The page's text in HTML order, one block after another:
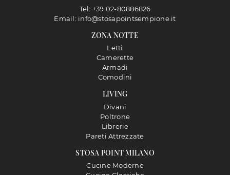
STOSA POINT MILANO
Cucine Moderne
LIVING
Divani
Poltrone
Librerie
Pareti Attrezzate
ZONA NOTTE
Letti
Camerette
Armadi
Comodini
Tel: +39 02-80886826
Email: info@stosapointsempione.it